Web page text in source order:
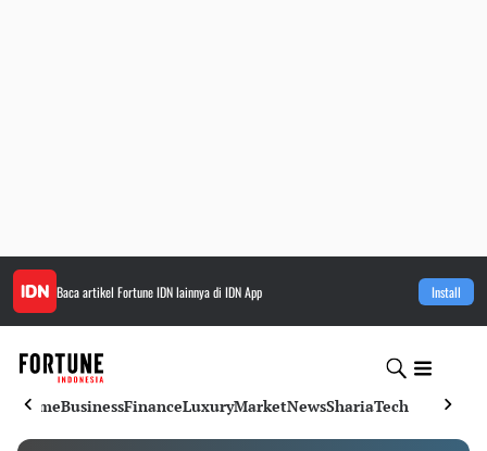
Baca artikel Fortune IDNlainnya di IDN App Install
HomeBusinessFinanceLuxuryMarketNewsShariaTech